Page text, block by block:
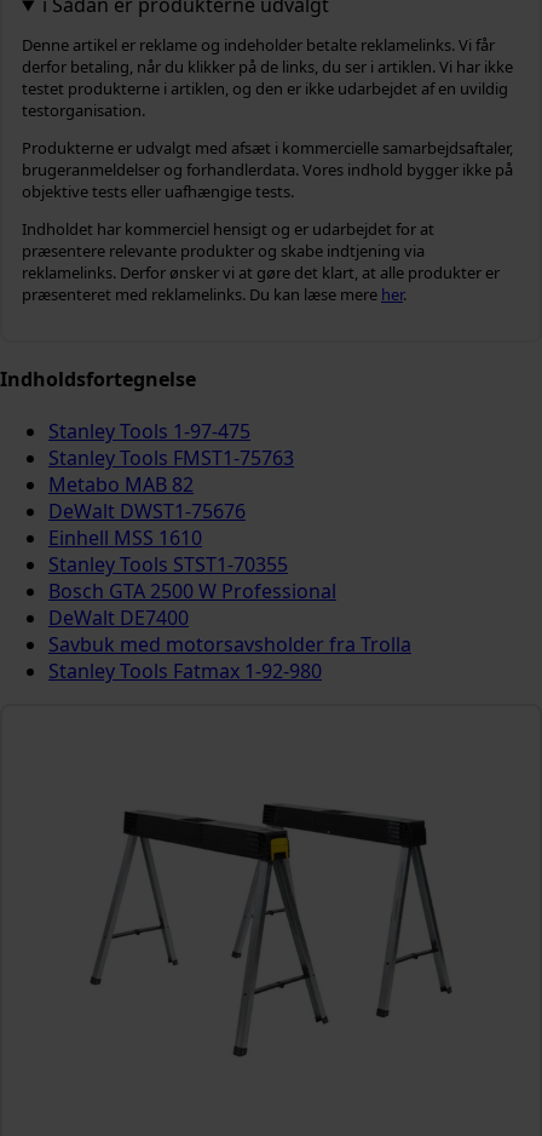
Denne artikel er reklame og indeholder betalte reklamelinks. Vi får
derfor betaling, når du klikker på de links, du ser i artiklen. Vi har ikke
testet produkterne i artiklen, og den er ikke udarbejdet af en uvildig
testorganisation.
Produkterne er udvalgt med afsæt i kommercielle samarbejdsaftaler,
brugeranmeldelser og forhandlerdata. Vores indhold bygger ikke på
objektive tests eller uafhængige tests.
Indholdet har kommerciel hensigt og er udarbejdet for at
præsentere relevante produkter og skabe indtjening via
reklamelinks. Derfor ønsker vi at gøre det klart, at alle produkter er
præsenteret med reklamelinks. Du kan læse mere her.
Indholdsfortegnelse
Stanley Tools 1-97-475
Stanley Tools FMST1-75763
Metabo MAB 82
DeWalt DWST1-75676
Einhell MSS 1610
Stanley Tools STST1-70355
Bosch GTA 2500 W Professional
DeWalt DE7400
Savbuk med motorsavsholder fra Trolla
Stanley Tools Fatmax 1-92-980